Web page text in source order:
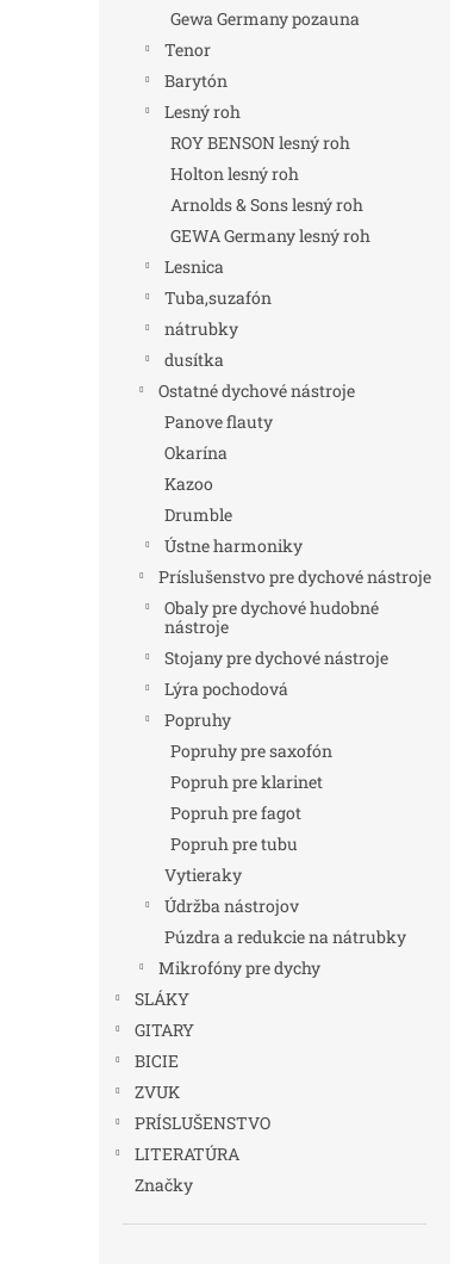
Gewa Germany pozauna
Tenor
Barytón
Lesný roh
ROY BENSON lesný roh
Holton lesný roh
Arnolds & Sons lesný roh
GEWA Germany lesný roh
Lesnica
Tuba,suzafón
nátrubky
dusítka
Ostatné dychové nástroje
Panove flauty
Okarína
Kazoo
Drumble
Ústne harmoniky
Príslušenstvo pre dychové nástroje
Obaly pre dychové hudobné
nástroje
Stojany pre dychové nástroje
Lýra pochodová
Popruhy
Popruhy pre saxofón
Popruh pre klarinet
Popruh pre fagot
Popruh pre tubu
Vytieraky
Údržba nástrojov
Púzdra a redukcie na nátrubky
Mikrofóny pre dychy
SLÁKY
GITARY
BICIE
ZVUK
PRÍSLUŠENSTVO
LITERATÚRA
Značky